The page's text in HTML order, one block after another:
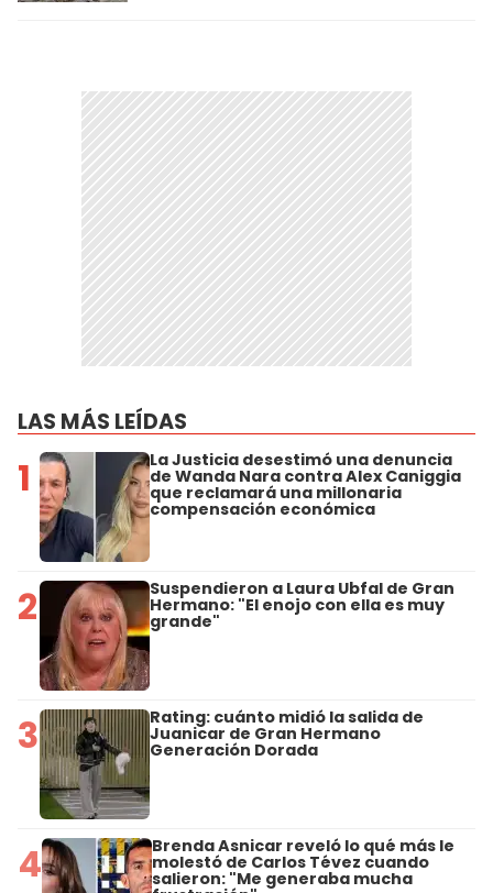
LAS MÁS LEÍDAS
1 La Justicia desestimó una denuncia
de Wanda Nara contra Alex Caniggia
que reclamará una millonaria
compensación económica
2 Suspendieron a Laura Ubfal de Gran
Hermano: "El enojo con ella es muy
grande"
3 Rating: cuánto midió la salida de
Juanicar de Gran Hermano
Generación Dorada
4 Brenda Asnicar reveló lo qué más le
molestó de Carlos Tévez cuando
salieron: "Me generaba mucha